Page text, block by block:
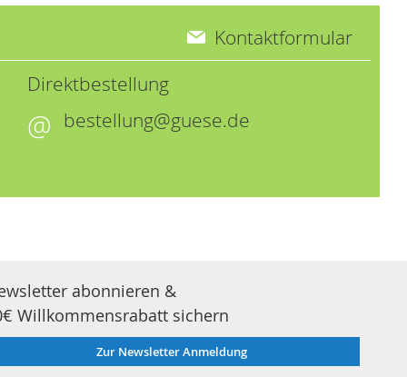
Kontaktformular
Direktbestellung
bestellung@guese.de
abonnieren &
Willkommensrabatt sichern
Zur Newsletter Anmeldung